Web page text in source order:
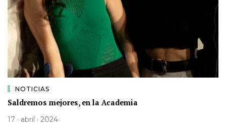
NOTICIAS
Saldremos mejores, en la Academia
17 · abril · 2024